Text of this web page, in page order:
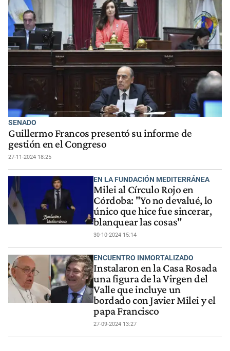
SENADO
Guillermo Francos presentó su informe de
gestión en el Congreso
27-11-2024 18:25
EN LA FUNDACIÓN MEDITERRÁNEA
Milei al Círculo Rojo en
Córdoba: "Yo no devalué, lo
único que hice fue sincerar,
blanquear las cosas"
30-10-2024 15:14
ENCUENTRO INMORTALIZADO
Instalaron en la Casa Rosada
una figura de la Virgen del
Valle que incluye un
bordado con Javier Milei y el
papa Francisco
27-09-2024 13:27